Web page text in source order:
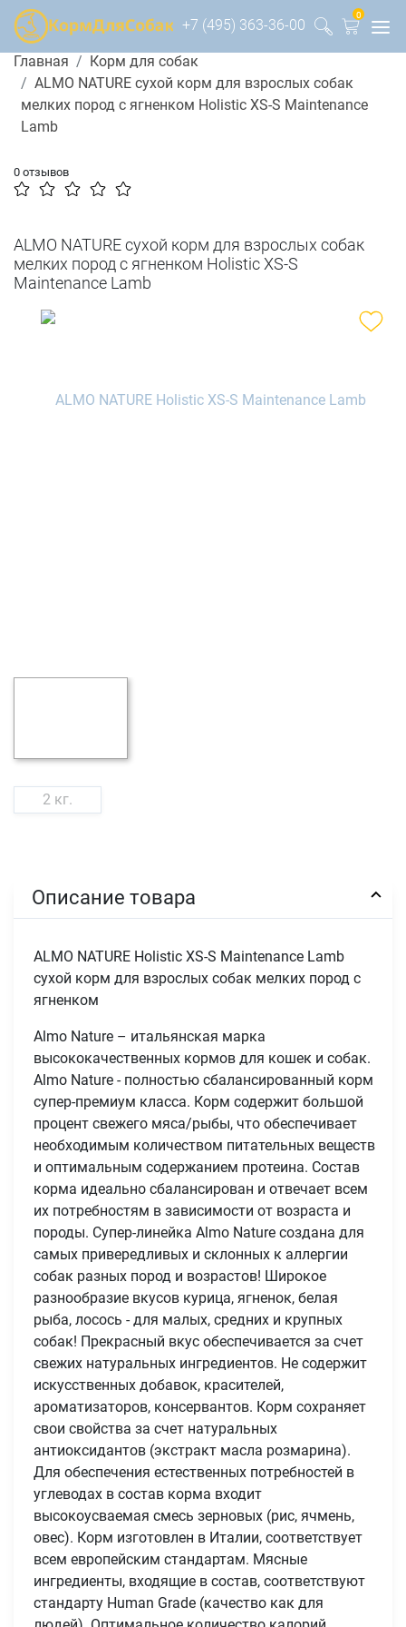
+7 (495) 363-36-00
0
Главная
Корм для собак
ALMO NATURE сухой корм для взрослых собак
мелких пород с ягненком Holistic XS-S Maintenance
Lamb
0 отзывов
ALMO NATURE сухой корм для взрослых собак
мелких пород с ягненком Holistic XS-S
Maintenance Lamb
2 кг.
Описание товара
ALMO NATURE Holistic XS-S Maintenance Lamb
сухой корм для взрослых собак мелких пород с
ягненком
Almo Nature – итальянская марка
высококачественных кормов для кошек и собак.
Almo Nature - полностью сбалансированный корм
супер-премиум класса. Корм содержит большой
процент свежего мяса/рыбы, что обеспечивает
необходимым количеством питательных веществ
и оптимальным содержанием протеина. Состав
корма идеально сбалансирован и отвечает всем
их потребностям в зависимости от возраста и
породы. Супер-линейка Almo Nature создана для
самых привередливых и склонных к аллергии
собак разных пород и возрастов! Широкое
разнообразие вкусов курица, ягненок, белая
рыба, лосось - для малых, средних и крупных
собак! Прекрасный вкус обеспечивается за счет
свежих натуральных ингредиентов. Не содержит
искусственных добавок, красителей,
ароматизаторов, консервантов. Корм сохраняет
свои свойства за счет натуральных
антиоксидантов (экстракт масла розмарина).
Для обеспечения естественных потребностей в
углеводах в состав корма входит
высокоусваемая смесь зерновых (рис, ячмень,
овес). Корм изготовлен в Италии, соответствует
всем европейским стандартам. Мясные
ингредиенты, входящие в состав, соответствуют
стандарту Human Grade (качество как для